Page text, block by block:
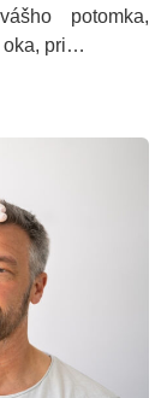
potomka,
oka, pri…